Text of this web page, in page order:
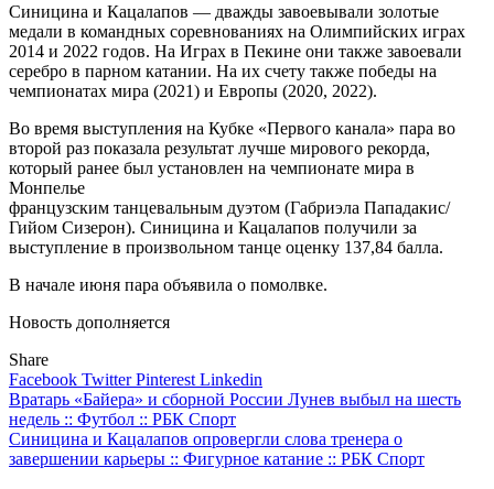
Синицина и Кацалапов — дважды завоевывали золотые
медали в командных соревнованиях на Олимпийских играх
2014 и 2022 годов. На Играх в Пекине они также завоевали
серебро в парном катании. На их счету также победы на
чемпионатах мира (2021) и Европы (2020, 2022).
Во время выступления на Кубке «Первого канала» пара во
второй раз показала результат лучше мирового рекорда,
который ранее был установлен на чемпионате мира в
Монпелье
французским танцевальным дуэтом (Габриэла Пападакис/
Гийом Сизерон). Синицина и Кацалапов получили за
выступление в произвольном танце оценку 137,84 балла.
В начале июня пара объявила о помолвке.
Новость дополняется
Share
Facebook TwitterPinterest Linkedin
Навигация
по
записям
Вратарь «Байера» и сборной России Лунев выбыл на шесть
недель :: Футбол :: РБК Спорт
Синицина и Кацалапов опровергли слова тренера о
завершении карьеры :: Фигурное катание :: РБК Спорт